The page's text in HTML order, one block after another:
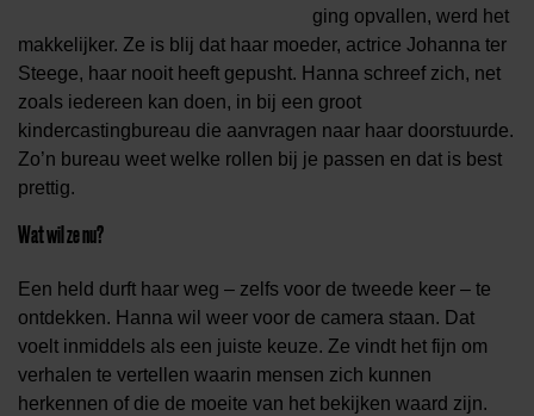
ging opvallen, werd het
makkelijker. Ze is blij dat haar moeder, actrice Johanna ter
Steege, haar nooit heeft gepusht. Hanna schreef zich, net
zoals iedereen kan doen, in bij een groot
kindercastingbureau die aanvragen naar haar doorstuurde.
Zo’n bureau weet welke rollen bij je passen en dat is best
prettig.
Wat wil ze nu?
Een held durft haar weg – zelfs voor de tweede keer – te
ontdekken. Hanna wil weer voor de camera staan. Dat
voelt inmiddels als een juiste keuze. Ze vindt het fijn om
verhalen te vertellen waarin mensen zich kunnen
herkennen of die de moeite van het bekijken waard zijn.